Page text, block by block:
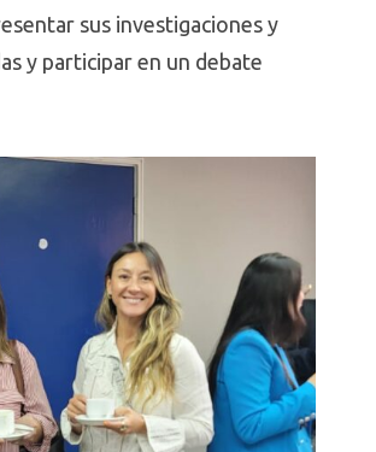
sus investigaciones y
y participar en un debate